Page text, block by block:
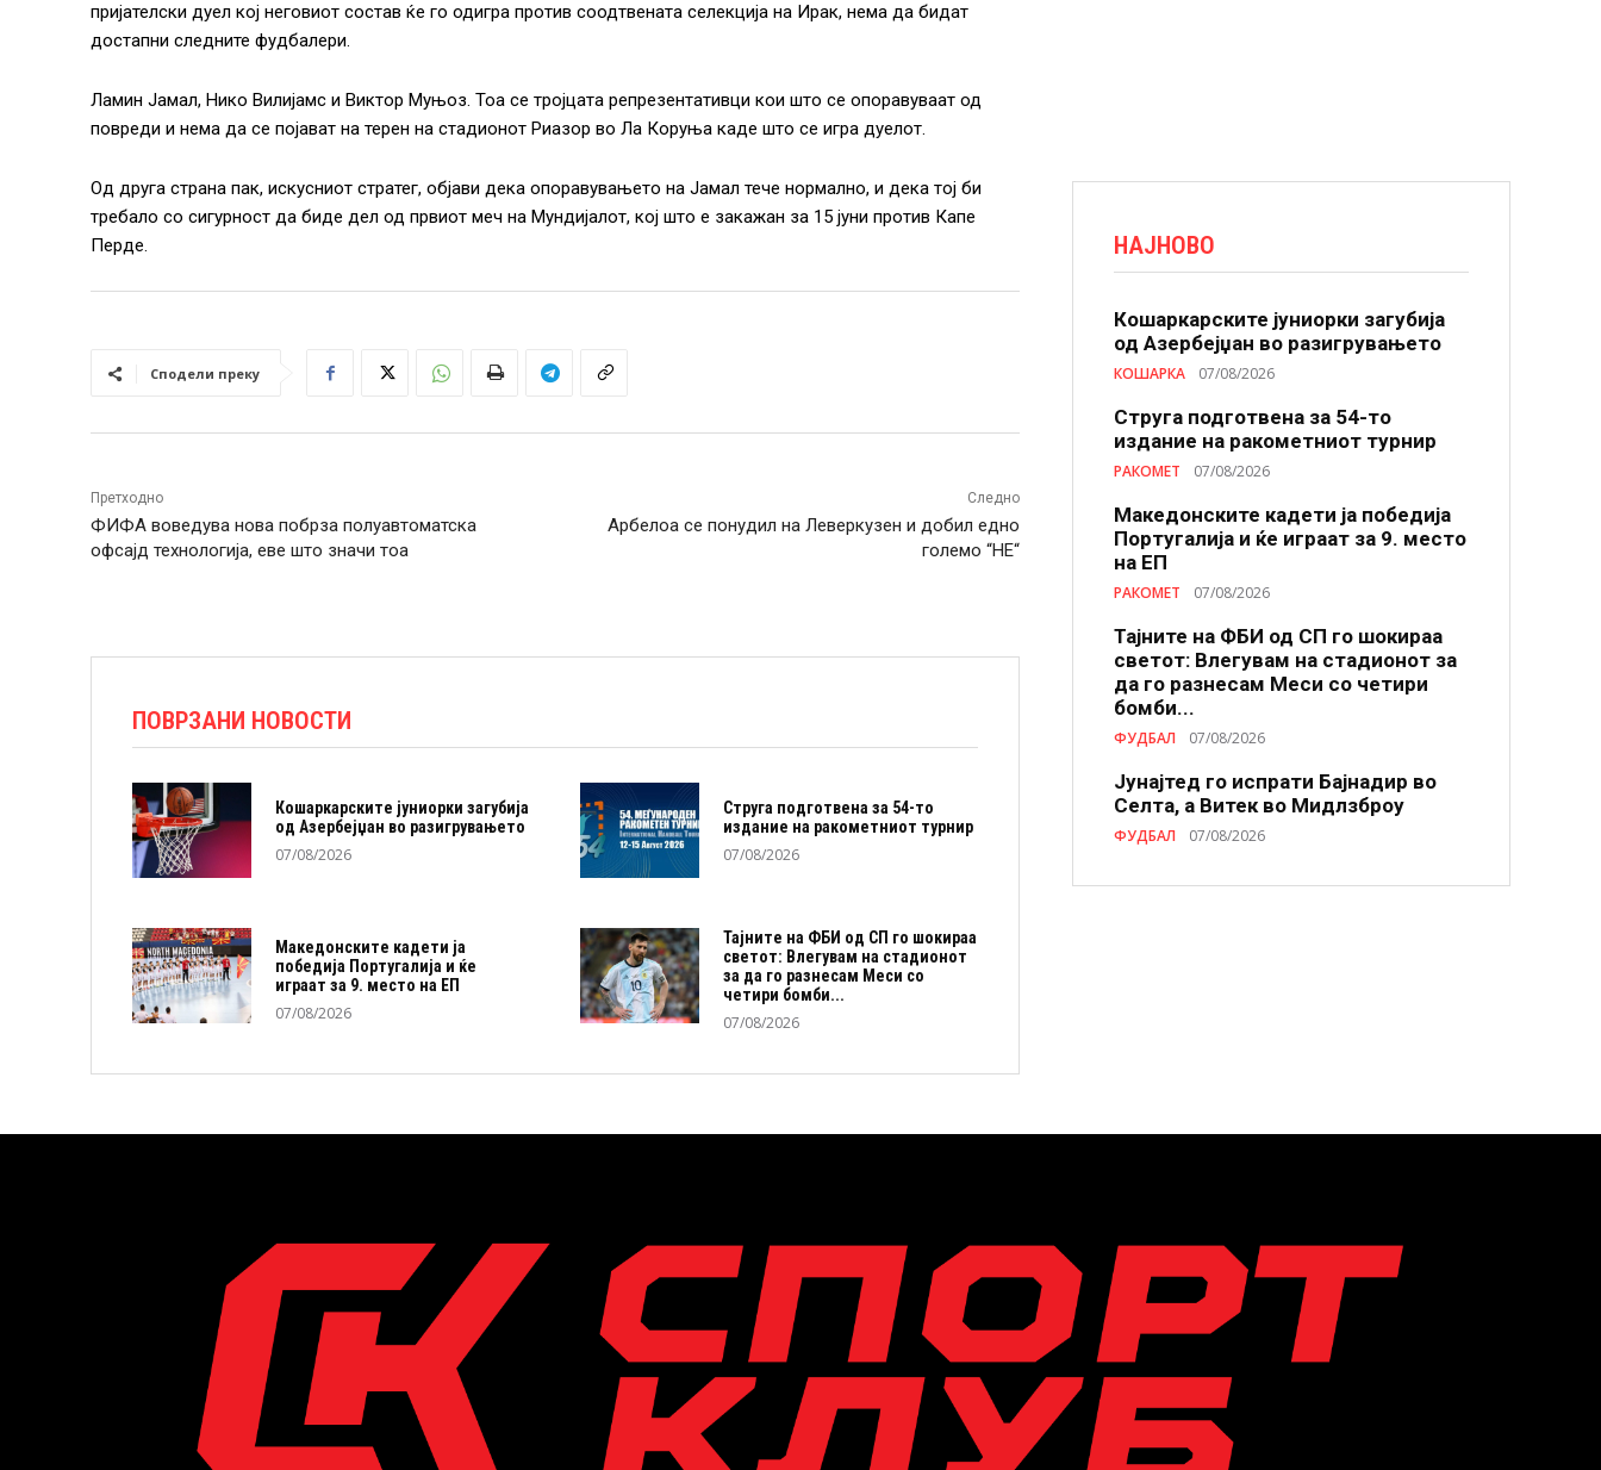
пријателски дуел кој неговиот состав ќе го одигра против соодтвената селекција на Ирак, нема да бидат
достапни следните фудбалери.
Ламин Јамал, Нико Вилијамс и Виктор Муњоз. Тоа се тројцата репрезентативци кои што се опоравуваат од
повреди и нема да се појават на терен на стадионот Риазор во Ла Коруња каде што се игра дуелот.
Од друга страна пак, искусниот стратег, објави дека опоравувањето на Јамал тече нормално, и дека тој би
требало со сигурност да биде дел од првиот меч на Мундијалот, кој што е закажан за 15 јуни против Капе
Перде.
Сподели преку
Претходно
ФИФА воведува нова побрза полуавтоматска
офсајд технологија, еве што значи тоа
Следно
Арбелоа се понудил на Леверкузен и добил едно
големо “НЕ“
ПОВРЗАНИ НОВОСТИ
Кошаркарските јуниорки загубија
од Азербејџан во разигрувањето
07/08/2026
Струга подготвена за 54-то
издание на ракометниот турнир
07/08/2026
Македонските кадети ја
победија Португалија и ќе
играат за 9. место на ЕП
07/08/2026
Тајните на ФБИ од СП го шокираа
светот: Влегувам на стадионот
за да го разнесам Меси со
четири бомби...
07/08/2026
НАЈНОВО
Кошаркарските јуниорки загубија
од Азербејџан во разигрувањето
КОШАРКА 07/08/2026
Струга подготвена за 54-то
издание на ракометниот турнир
РАКОМЕТ 07/08/2026
Македонските кадети ја победија
Португалија и ќе играат за 9. место
на ЕП
РАКОМЕТ 07/08/2026
Тајните на ФБИ од СП го шокираа
светот: Влегувам на стадионот за
да го разнесам Меси со четири
бомби...
ФУДБАЛ 07/08/2026
Јунајтед го испрати Бајнадир во
Селта, а Витек во Мидлзброу
ФУДБАЛ 07/08/2026